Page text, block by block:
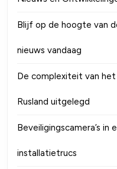
Blijf op de hoogte van
nieuws vandaag
De complexiteit van
Rusland uitgelegd
Beveiligingscamera’s in
installatietrucs